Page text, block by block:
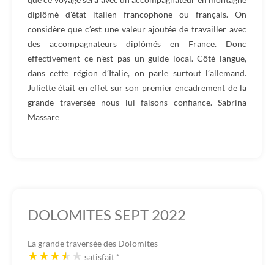
diplômé d'état italien francophone ou français. On
considère que c’est une valeur ajoutée de travailler avec
des accompagnateurs diplômés en France. Donc
effectivement ce n’est pas un guide local. Côté langue,
dans cette région d’Italie, on parle surtout l’allemand.
Juliette était en effet sur son premier encadrement de la
grande traversée nous lui faisons confiance. Sabrina
Massare
DOLOMITES SEPT 2022
La grande traversée des Dolomites
satisfait *